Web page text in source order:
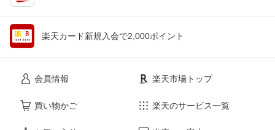
楽天カード新規入会で2,000ポイント
会員情報
買い物かご
楽天市場トップ
楽天のサービス一覧